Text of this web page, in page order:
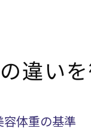
美容体重
健康的
体重に縛
違い
体重の基準